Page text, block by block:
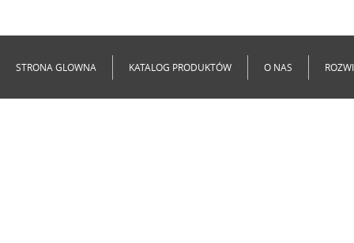
STRONA GLOWNA KATALOG PRODUKTÓW O NAS